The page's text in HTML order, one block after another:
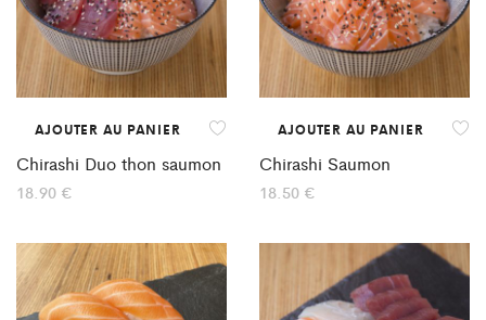
AJOUTER AU PANIER
Chirashi Duo thon saumon
18.90 €
AJOUTER AU PANIER
Chirashi Saumon
18.50 €